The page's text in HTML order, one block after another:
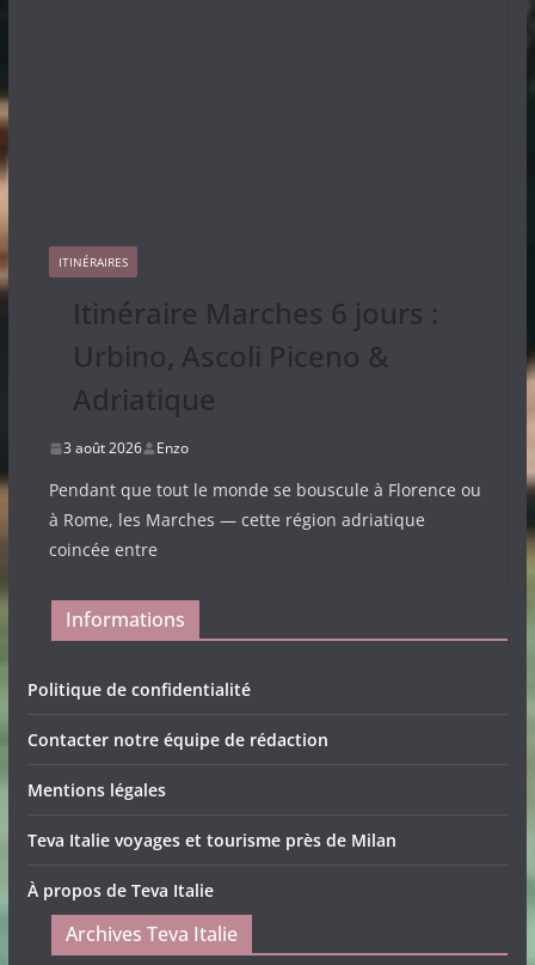
ITINÉRAIRES
Itinéraire Marches 6 jours :
Urbino, Ascoli Piceno &
Adriatique
3 août 2026 Enzo
Pendant que tout le monde se bouscule à Florence ou
à Rome, les Marches — cette région adriatique
coincée entre
Informations
Politique de confidentialité
Contacter notre équipe de rédaction
Mentions légales
Teva Italie voyages et tourisme près de Milan
À propos de Teva Italie
Archives Teva Italie